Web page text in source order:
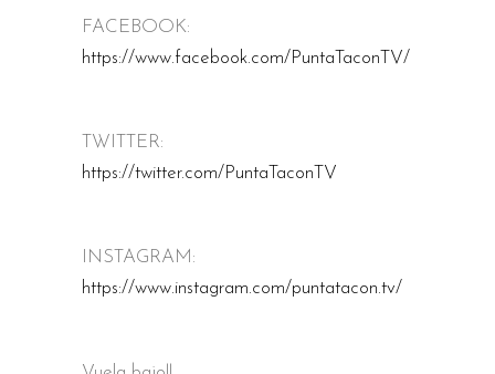
FACEBOOK:
https://www.facebook.com/PuntaTaconTV/
TWITTER:
https://twitter.com/PuntaTaconTV
INSTAGRAM:
https://www.instagram.com/puntatacon.tv/